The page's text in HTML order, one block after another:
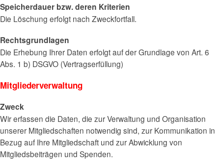
Speicherdauer bzw. deren Kriterien
Die Löschung erfolgt nach Zweckfortfall.
Rechtsgrundlagen
Die Erhebung Ihrer Daten erfolgt auf der Grundlage von Art. 6
Abs. 1 b) DSGVO (Vertragserfüllung)
Mitgliederverwaltung
Zweck
Wir erfassen die Daten, die zur Verwaltung und Organisation
unserer Mitgliedschaften notwendig sind, zur Kommunikation in
Bezug auf Ihre Mitgliedschaft und zur Abwicklung von
Mitgliedsbeiträgen und Spenden.